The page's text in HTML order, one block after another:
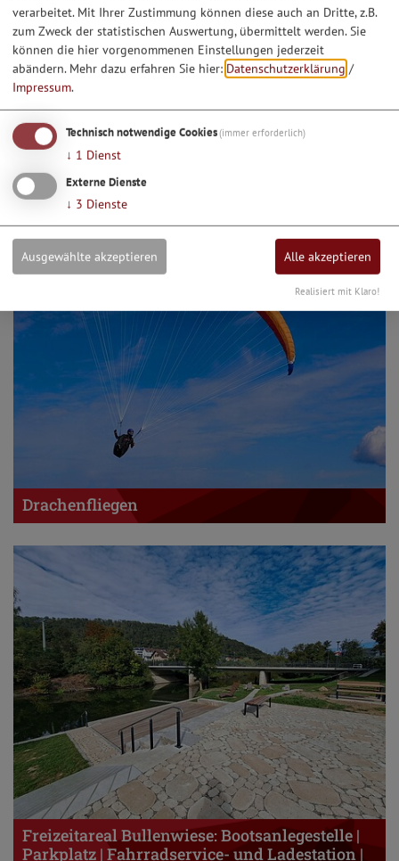
Dinosaurier Museum Altmühltal
Drachenfliegen
Freizeitareal Bullenwiese: Bootsanlegestelle |
Parkplatz | Fahrradservice- und Ladestation |
verarbeitet. Mit Ihrer Zustimmung können diese auch an Dritte, z.B.
zum Zweck der statistischen Auswertung, übermittelt werden. Sie
können die hier vorgenommenen Einstellungen jederzeit
abändern. Mehr dazu erfahren Sie hier: Datenschutzerklärung /
Impressum.
Technisch notwendige Cookies(immer erforderlich)
↓ 1 Dienst
Externe Dienste
↓ 3 Dienste
Ausgewählte akzeptieren Alle akzeptieren
Realisiert mit Klaro!